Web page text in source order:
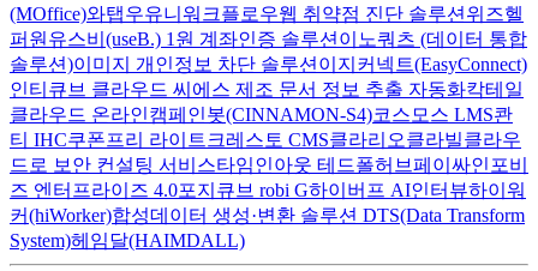
(MOffice)와탭우유니 워크플로우웹 취약점 진단 솔루션 위즈헬
퍼원 유스비(useB.) 1원 계좌인증 솔루션 이노쿼츠 (데이터 통합
솔루션)이미지 개인정보 차단 솔루션 이지커넥트(EasyConnect)
인티큐브 클라우드 씨에스 제조 문서 정보 추출 자동화칵테일
클라우드 온라인캠페인봇(CINNAMON-S4)코스모스 LMS콴
티 IHC쿠폰프리 라이트 크레스토 CMS클라리오클라빌클라우
드로 보안 컨설팅 서비스타임인아웃 테드폴허브페이싸인 포비
즈 엔터프라이즈 4.0포지큐브 robi G하이버프 AI인터뷰하이워
커(hiWorker)합성데이터 생성·변환 솔루션 DTS(Data Transform
System)헤임달(HAIMDALL)